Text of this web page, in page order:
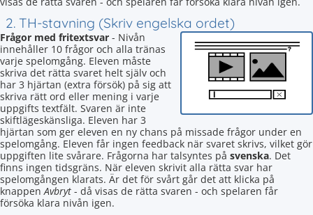
2. TH-stavning (Skriv engelska ordet)
Frågor med fritextsvar - Nivån
innehåller 10 frågor och alla tränas
varje spelomgång. Eleven måste
skriva det rätta svaret helt själv och
har 3 hjärtan (extra försök) på sig att
skriva rätt ord eller mening i varje
uppgifts textfält. Svaren är inte
skiftlägeskänsliga. Eleven har 3
hjärtan som ger eleven en ny chans på missade frågor under en
spelomgång. Eleven får ingen feedback när svaret skrivs, vilket gör
uppgiften lite svårare. Frågorna har talsyntes på svenska. Det
finns ingen tidsgräns. När eleven skrivit alla rätta svar har
spelomgången klarats. Är det för svårt går det att klicka på
knappenAvbryt - då visas de rätta svaren - och spelaren får
försöka klara nivån igen.